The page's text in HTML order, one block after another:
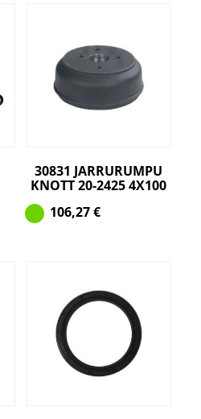
30831 JARRURUMPU
KNOTT 20-2425 4X100
106,27€